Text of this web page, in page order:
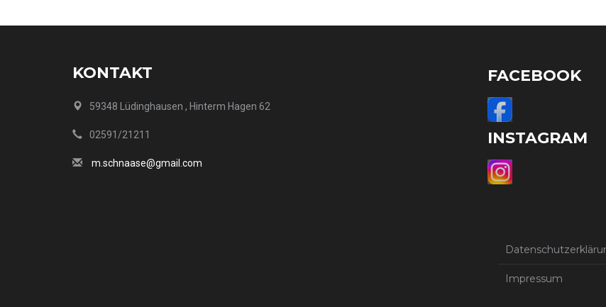
KONTAKT
59348 Lüdinghausen , Hinterm Hagen 62
02591/21211
m.schnaase@gmail.com
FACEBOOK
INSTAGRAM
Impressum